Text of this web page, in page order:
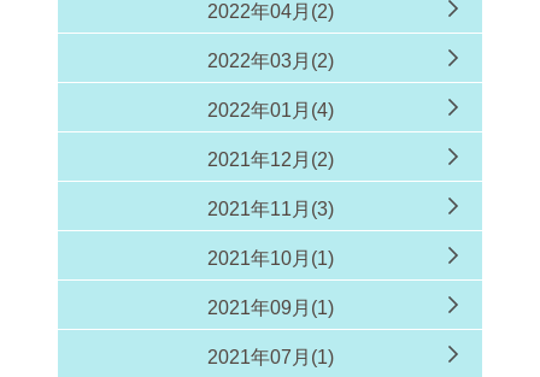
2022年04月(2)
2022年03月(2)
2022年01月(4)
2021年12月(2)
2021年11月(3)
2021年10月(1)
2021年09月(1)
2021年07月(1)